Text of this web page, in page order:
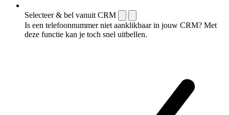
Selecteer & bel vanuit CRM
Is een telefoonnummer niet aanklikbaar in jouw CRM? Met
deze functie kan je toch snel uitbellen.